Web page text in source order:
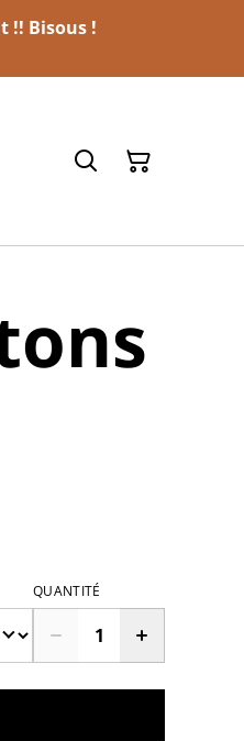
!! Bisous !
QUANTITÉ